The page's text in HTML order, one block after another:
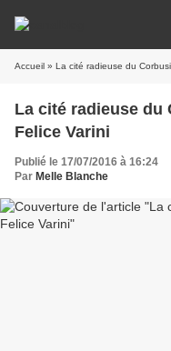
Accueil » La cité radieuse du
La cité radieuse du
Felice Varini
Publié le 17/07/2016 à 16:24
Par Melle Blanche